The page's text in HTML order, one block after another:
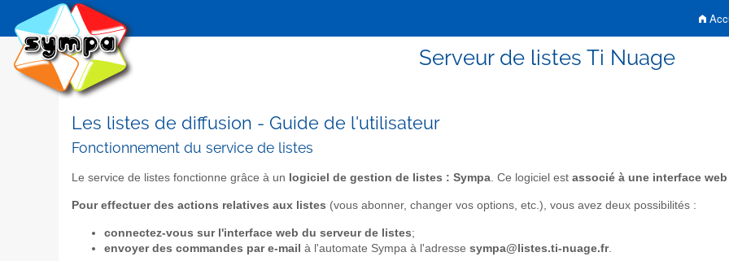
Serveur de listes Ti Nuage
Les listes de diffusion - Guide de l'utilisateur
Fonctionnement du service de listes
Le service de listes fonctionne grâce à un logiciel de gestion de listes : Sympa . Ce logiciel est associé à une interface
Pour effectuer des actions relatives aux listes (vous abonner, changer vos options, etc.), vous avez deux possibilités :
connectez-vous sur l'interface web du serveur de listes;
envoyer des commandes par e-mail à l'automate Sympa à l'adresse sympa@listes.ti-nuage.fr.